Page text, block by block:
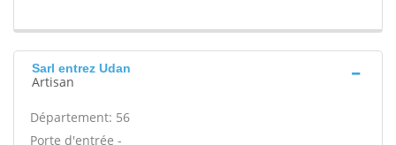
Sarl entrez Udan
Artisan
Département: 56
Porte d'entrée -